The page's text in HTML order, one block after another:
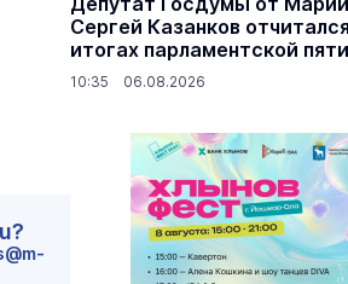
Сергей Казанков
итогах парламентской
10:35 06.08.2026